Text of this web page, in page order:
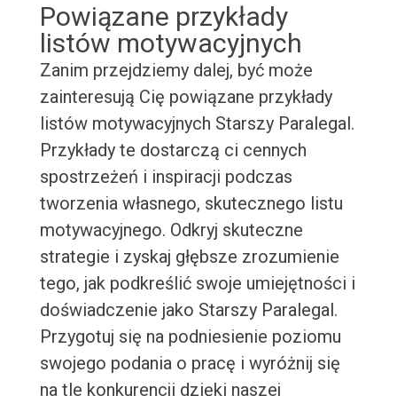
Powiązane przykłady
listów motywacyjnych
Zanim przejdziemy dalej, być może
zainteresują Cię powiązane przykłady
listów motywacyjnych Starszy Paralegal.
Przykłady te dostarczą ci cennych
spostrzeżeń i inspiracji podczas
tworzenia własnego, skutecznego listu
motywacyjnego. Odkryj skuteczne
strategie i zyskaj głębsze zrozumienie
tego, jak podkreślić swoje umiejętności i
doświadczenie jako Starszy Paralegal.
Przygotuj się na podniesienie poziomu
swojego podania o pracę i wyróżnij się
na tle konkurencji dzięki naszej